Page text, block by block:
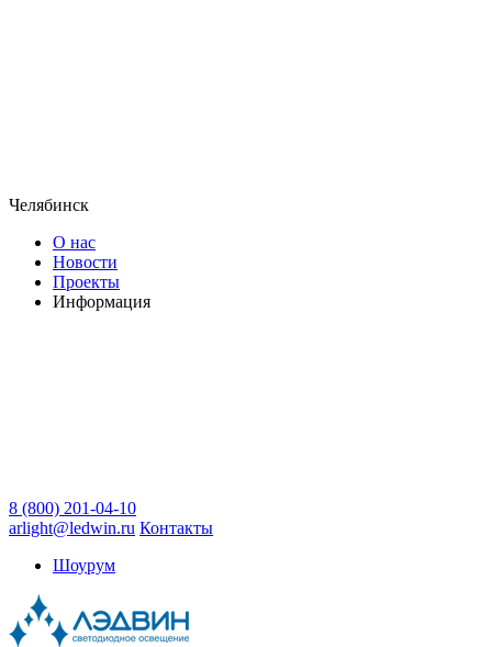
Челябинск
О нас
Новости
Проекты
Информация
8 (800) 201-04-10
arlight@ledwin.ru Контакты
Шоурум